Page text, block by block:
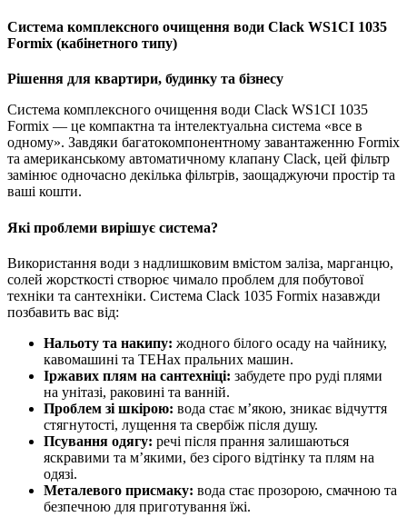
Система комплексного очищення води Clack WS1CI 1035
Formix (кабінетного типу)
Рішення для квартири, будинку та бізнесу
Система комплексного очищення води Clack WS1CI 1035
Formix — це компактна та інтелектуальна система «все в
одному». Завдяки багатокомпонентному завантаженню Formix
та американському автоматичному клапану Clack, цей фільтр
замінює одночасно декілька фільтрів, заощаджуючи простір та
ваші кошти.
Які проблеми вирішує система?
Використання води з надлишковим вмістом заліза, марганцю,
солей жорсткості створює чимало проблем для побутової
техніки та сантехніки. Система Clack 1035 Formix назавжди
позбавить вас від:
Нальоту та накипу: жодного білого осаду на чайнику,
кавомашині та ТЕНах пральних машин.
Іржавих плям на сантехніці: забудете про руді плями
на унітазі, раковині та ванній.
Проблем зі шкірою: вода стає м’якою, зникає відчуття
стягнутості, лущення та свербіж після душу.
Псування одягу: речі після прання залишаються
яскравими та м’якими, без сірого відтінку та плям на
одязі.
Металевого присмаку: вода стає прозорою, смачною та
безпечною для приготування їжі.